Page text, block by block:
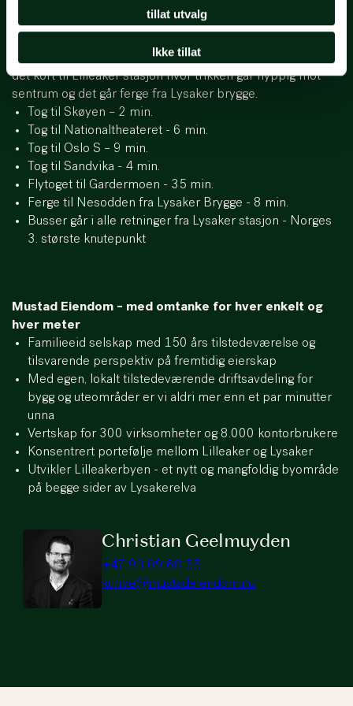
tillat utvalg
Ikke tillat
Christian Geelmuyden
+47 93 09 68 55
kunde@mustadeiendom.no
Norges tredje største knutepunkt, Lysaker stasjon, ligger
og flytog til sentrum, Gardermoen og vestover. I tillegg er
det kort til Lilleaker stasjon hvor trikken går hyppig mot
sentrum og det går ferge fra Lysaker brygge.
Tog til Skøyen – 2 min.
Tog til Nationaltheateret - 6 min.
Tog til Oslo S – 9 min.
Tog til Sandvika - 4 min.
Flytoget til Gardermoen - 35 min.
Ferge til Nesodden fra Lysaker Brygge - 8 min.
Busser går i alle retninger fra Lysaker stasjon - Norges
3. største knutepunkt
Mustad Eiendom – med omtanke for hver enkelt og
hver meter
Familieeid selskap med 150 års tilstedeværelse og
tilsvarende perspektiv på fremtidig eierskap
Med egen, lokalt tilstedeværende driftsavdeling for
bygg og uteområder er vi aldri mer enn et par minutter
unna
Vertskap for 300 virksomheter og 8.000 kontorbrukere
Konsentrert portefølje mellom Lilleaker og Lysaker
Utvikler Lilleakerbyen - et nytt og mangfoldig byområde
på begge sider av Lysakerelva